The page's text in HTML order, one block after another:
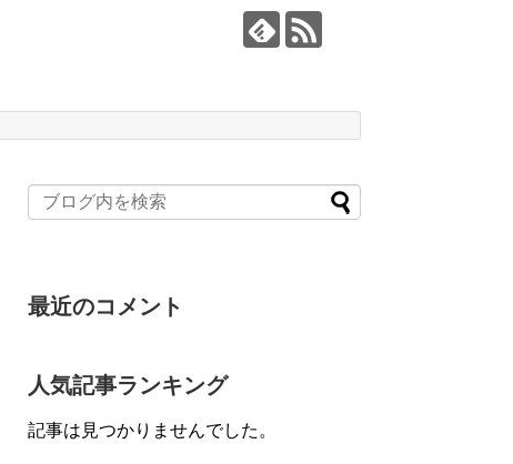
最近のコメント
人気記事ランキング
記事は見つかりませんでした。